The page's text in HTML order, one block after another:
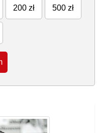
200 zł 500 zł